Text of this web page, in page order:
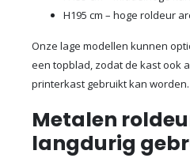
H195 cm – hoge roldeur
Onze lage modellen kunnen
een topblad, zodat de kast ook
printerkast gebruikt kan worden.
Metalen
langdurig